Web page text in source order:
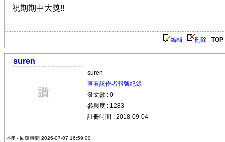
祝期期中大獎!!
編輯 | 刪除 TOP
suren
suren
查看該作者報號紀錄
發文數 : 0
參與度 : 1283
註冊時間 : 2018-09-04
4樓 - 回覆時間 2026-07-07 16:59:00